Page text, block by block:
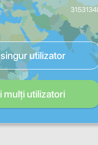
utilizator
mulți utilizatori